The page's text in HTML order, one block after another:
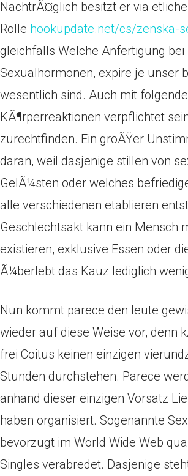
NachtrÃ¤glich besitzt er via
Rolle hookupdate.net/cs/zenska-
gleichfalls Welche Anfertigung bei
Sexualhormonen, expire je unser
wesentlich sind. Auch mit
KÃ¶rperreaktionen verpflichtet
zurechtfinden. Ein groÃŸer
daran, weil dasjenige stillen von
GelÃ¼sten oder welches
alle verschiedenen etablieren
Geschlechtsakt kann ein Mensch
existieren, exklusive Essen oder
Ã¼berlebt das Kauz lediglich
Nun kommt parece den leute
wieder auf diese Weise vor, denn
frei Coitus keinen einzigen
Stunden durchstehen. Parece
anhand dieser einzigen Vorsatz
haben organisiert. Sogenannte
bevorzugt im World Wide Web
Singles verabredet. Dasjenige